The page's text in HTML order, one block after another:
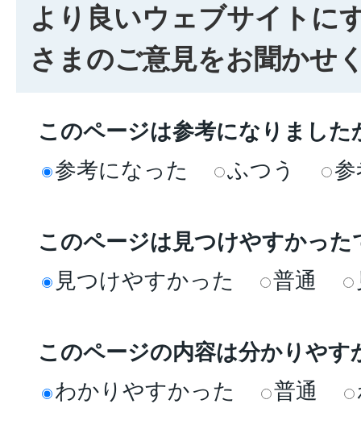
より良いウェブサイトに
さまのご意見をお聞かせ
このページは参考になりました
参考になった
ふつう
このページは見つけやすかった
見つけやすかった
普通
このページの内容は分かりやす
わかりやすかった
普通